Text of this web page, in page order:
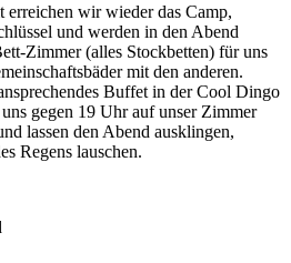
wir wieder das Camp,
und werden in den Abend
Zimmer (alles Stockbetten) für uns
mit den anderen.
Buffet in der Cool Dingo
gegen 19 Uhr auf unser Zimmer
lassen den Abend ausklingen,
Regens lauschen.